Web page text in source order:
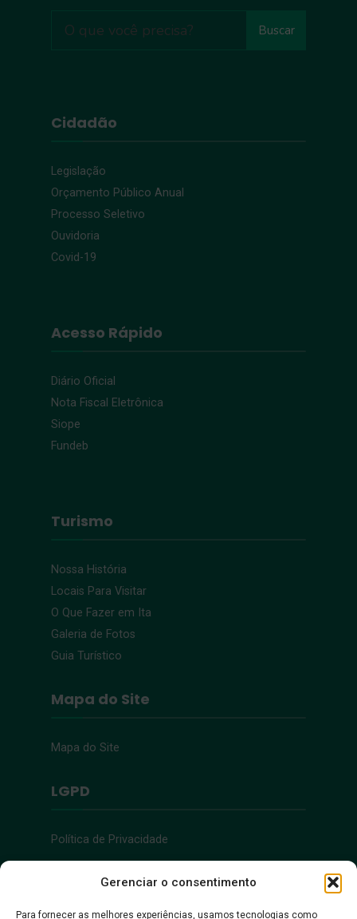
Gerenciar o consentimento
Para fornecer as melhores experiências, usamos tecnologias como
Buscar
Cidadão
Legislação
Orçamento Público Anual
Processo Seletivo
Ouvidoria
Covid-19
Acesso Rápido
Diário Oficial
Nota Fiscal Eletrônica
Siope
Fundeb
Turismo
Nossa História
Locais Para Visitar
O Que Fazer em Ita
Galeria de Fotos
Guia Turístico
Mapa do Site
Mapa do Site
LGPD
Política de Privacidade
Acessibilidade